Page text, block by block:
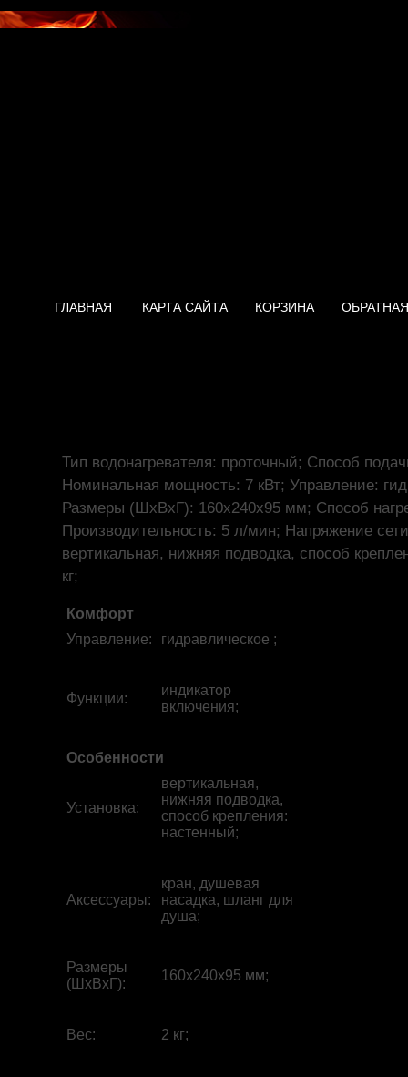
ГЛАВНАЯ КАРТА САЙТА КОРЗИНА
Тип водонагревателя: проточный; Способ
Номинальная мощность: 7 кВт; Управление:
Размеры (ШхВхГ): 160x240x95 мм; Способ
Производительность: 5 л/мин; Напряжение
вертикальная, нижняя подводка, способ
кг;
Комфорт
Управление: гидравлическое ;
Функции:
индикатор
включения;
Особенности
Установка:
вертикальная,
нижняя подводка,
способ крепления:
настенный;
Аксессуары:
кран, душевая
насадка, шланг для
душа;
Размеры
(ШхВхГ):
160x240x95 мм;
Вес: 2 кг;